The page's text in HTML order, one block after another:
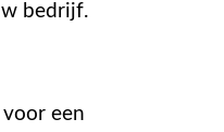
bedrijf.
voor een